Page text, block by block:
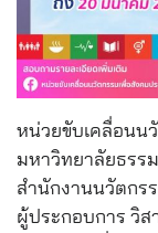
หน่วยขับเคลื่อนน
มหาวิทยาลัยธรร
สำนักงานนวัตกร
ผู้ประกอบการ วิ